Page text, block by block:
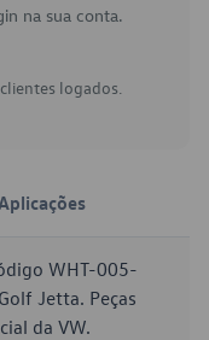
na sua conta.
logados.
WHT-005-
Jetta. Peças
da VW.